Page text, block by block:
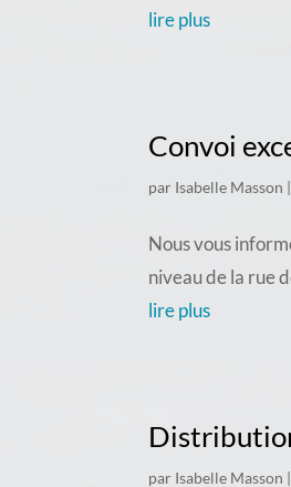
lire plus
Convoi
par Isabelle Masson |
Nous vous
niveau de la rue
lire plus
par Isabelle Masson